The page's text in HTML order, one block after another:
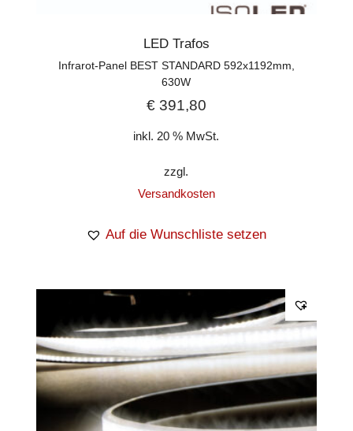
LED Trafos
Infrarot-Panel BEST STANDARD 592x1192mm,
630W
€391,80
inkl. 20 % MwSt.
zzgl.
Versandkosten
Auf die Wunschliste setzen